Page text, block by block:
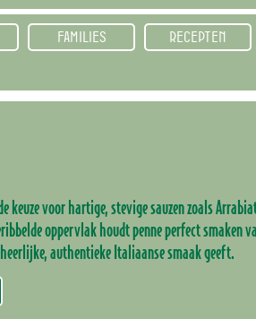
FAMILIES RECEPTEN
keuze voor hartige, stevige sauzen zoals
oppervlak houdt penne perfect smaken
heerlijke, authentieke Italiaanse smaak geeft.